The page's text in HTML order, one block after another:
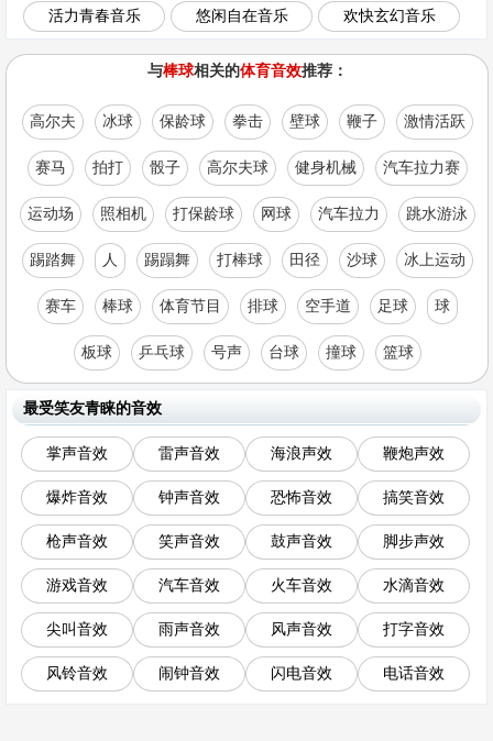
活力青春音乐 悠闲自在音乐 欢快玄幻音乐
与棒球相关的体育音效推荐：
高尔夫 冰球 保龄球 拳击 壁球 鞭子 激情活跃
赛马 拍打 骰子 高尔夫球 健身机械 汽车拉力赛
运动场 照相机 打保龄球 网球 汽车拉力 跳水游泳
踢踏舞 人 踢蹋舞 打棒球 田径 沙球 冰上运动
赛车 棒球 体育节目 排球 空手道 足球 球
板球 乒乓球 号声 台球 撞球 篮球
最受笑友青睐的音效
掌声音效 雷声音效 海浪声效 鞭炮声效
爆炸音效 钟声音效 恐怖音效 搞笑音效
枪声音效 笑声音效 鼓声音效 脚步声效
游戏音效 汽车音效 火车音效 水滴音效
尖叫音效 雨声音效 风声音效 打字音效
风铃音效 闹钟音效 闪电音效 电话音效